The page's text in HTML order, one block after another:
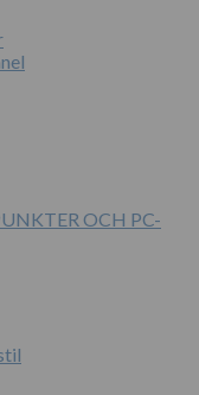
OCH PC-